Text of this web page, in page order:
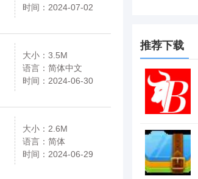
时间：2024-07-02
大小：3.5M
语言：简体中文
时间：2024-06-30
大小：2.6M
语言：简体
时间：2024-06-29
推荐下载